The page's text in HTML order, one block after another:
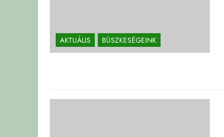
AKTUÁLIS BÜSZKESÉGEINK